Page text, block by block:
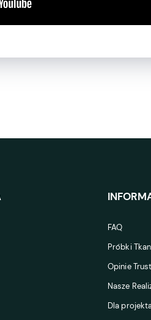
FAQ
Próbki
Opinie
Nasze
Dla